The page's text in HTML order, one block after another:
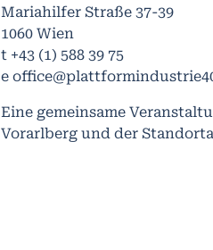
Mariahilfer Straße 37-39
1060 Wien
t +43 (1) 588 39 75
e
Eine gemeinsame
Vorarlberg und der